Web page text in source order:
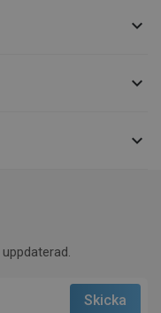


